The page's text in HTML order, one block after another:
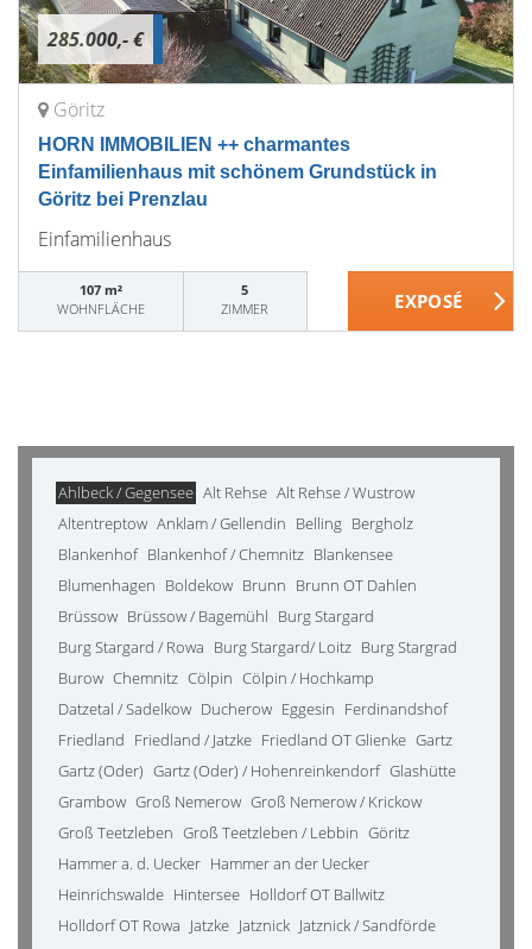
285.000,- €
Göritz
HORN IMMOBILIEN ++ charmantes
Einfamilienhaus mit schönem Grundstück in
Göritz bei Prenzlau
Einfamilienhaus
107 m²
WOHNFLÄCHE
5
ZIMMER
Ahlbeck / Gegensee Alt Rehse Alt Rehse / Wustrow
Altentreptow Anklam / Gellendin Belling Bergholz
Blankenhof Blankenhof / Chemnitz Blankensee
Blumenhagen Boldekow Brunn Brunn OT Dahlen
Brüssow Brüssow / Bagemühl Burg Stargard
Burg Stargard / Rowa Burg Stargard/ Loitz Burg Stargrad
Burow Chemnitz Cölpin Cölpin / Hochkamp
Datzetal / Sadelkow Ducherow Eggesin Ferdinandshof
Friedland Friedland / Jatzke Friedland OT Glienke Gartz
Gartz (Oder) Gartz (Oder) / Hohenreinkendorf Glashütte
Grambow Groß Nemerow Groß Nemerow / Krickow
Groß Teetzleben Groß Teetzleben / Lebbin Göritz
Hammer a. d. Uecker Hammer an der Uecker
Heinrichswalde Hintersee Holldorf OT Ballwitz
Holldorf OT Rowa Jatzke Jatznick Jatznick / Sandförde